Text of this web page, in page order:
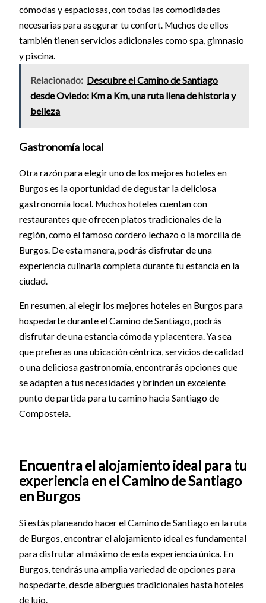
cómodas y espaciosas, con todas las comodidades
necesarias para asegurar tu confort. Muchos de ellos
también tienen servicios adicionales como spa, gimnasio
y piscina.
Relacionado: Descubre el Camino de Santiago
desde Oviedo: Km a Km, una ruta llena de historia y
belleza
Gastronomía local
Otra razón para elegir uno de los mejores hoteles en
Burgos es la oportunidad de degustar la deliciosa
gastronomía local. Muchos hoteles cuentan con
restaurantes que ofrecen platos tradicionales de la
región, como el famoso cordero lechazo o la morcilla de
Burgos. De esta manera, podrás disfrutar de una
experiencia culinaria completa durante tu estancia en la
ciudad.
En resumen, al elegir los mejores hoteles en Burgos para
hospedarte durante el Camino de Santiago, podrás
disfrutar de una estancia cómoda y placentera. Ya sea
que prefieras una ubicación céntrica, servicios de calidad
o una deliciosa gastronomía, encontrarás opciones que
se adapten a tus necesidades y brinden un excelente
punto de partida para tu camino hacia Santiago de
Compostela.
Encuentra el alojamiento ideal para tu
experiencia en el Camino de Santiago
en Burgos
Si estás planeando hacer el Camino de Santiago en la ruta
de Burgos, encontrar el alojamiento ideal es fundamental
para disfrutar al máximo de esta experiencia única. En
Burgos, tendrás una amplia variedad de opciones para
hospedarte, desde albergues tradicionales hasta hoteles
de lujo.